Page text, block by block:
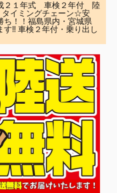
１年式 車検２年付 陸
イミングチェーン☆安
ち！！福島県内・宮城県
‼ 車検２年付・乗り出し